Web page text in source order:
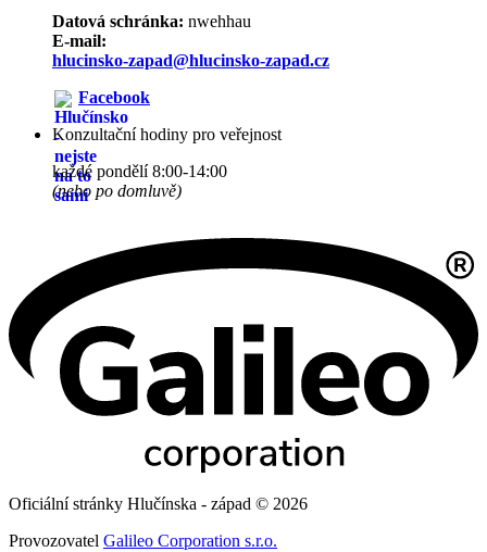
Datová schránka: nwehhau
E-mail:
hlucinsko-zapad@hlucinsko-zapad.cz
Facebook
Konzultační hodiny pro veřejnost
každé pondělí 8:00-14:00
(nebo po domluvě)
Oficiální stránky Hlučínska - západ © 2026
Provozovatel Galileo Corporation s.r.o.